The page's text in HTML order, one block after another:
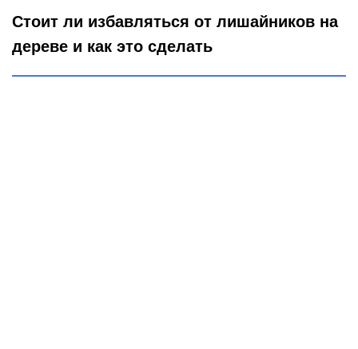
Стоит ли избавляться от лишайников на
дереве и как это сделать